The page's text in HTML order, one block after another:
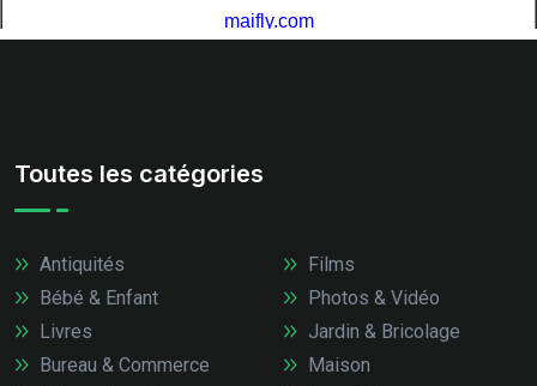
Toutes les catégories
Antiquités
Bébé & Enfant
Livres
Bureau & Commerce
Films
Photos & Vidéo
Jardin & Bricolage
Maison